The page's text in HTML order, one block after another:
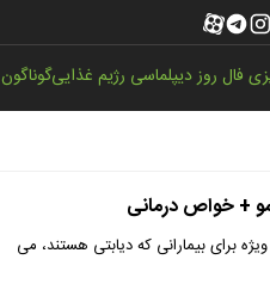
فال روزدیپلماسی رژیم غذاییگوناگون
مو + خواص درمانی
برای بیمارانی که دیابتی هستند، می